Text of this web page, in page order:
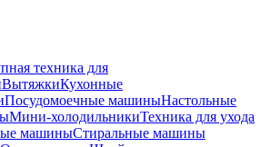
техника для
ВытяжкиКухонные
Посудомоечные машиныНастольные
Мини-холодильникиТехника для ухода
машиныСтиральные машины